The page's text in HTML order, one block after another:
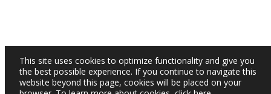
This site uses cookies to optimize functionality and give you
the best possible experience. If you continue to navigate this
website beyond this page, cookies will be placed on your